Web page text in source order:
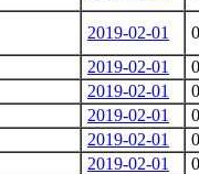
2019-02-01
2019-02-01
2019-02-01
2019-02-01
2019-02-01
2019-02-01